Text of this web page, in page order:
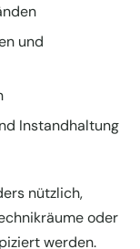
und
Instandhaltung
nützlich,
oder
werden.